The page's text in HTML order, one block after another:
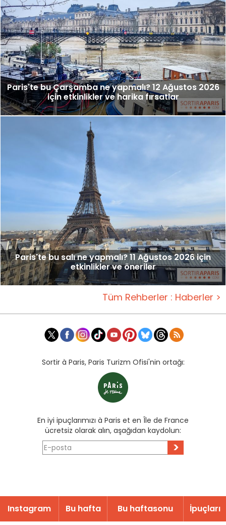
Paris'te bu Çarşamba ne yapmalı? 12 Ağustos 2026
için etkinlikler ve harika fırsatlar
Paris'te bu salı ne yapmalı? 11 Ağustos 2026 için
etkinlikler ve öneriler
Tüm Rehberler : Haberler >
Sortir à Paris, Paris Turizm Ofisi'nin ortağı:
En iyi ipuçlarımızı à Paris et en Île de France
ücretsiz olarak alın, aşağıdan kaydolun:
>
Instagram Bu hafta Bu haftasonu İpuçları